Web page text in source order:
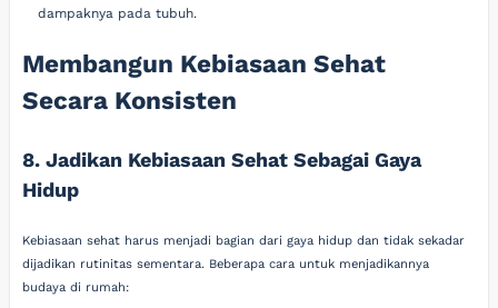
dampaknya pada tubuh.
Membangun Kebiasaan Sehat
Secara Konsisten
8. Jadikan Kebiasaan Sehat Sebagai Gaya
Hidup
Kebiasaan sehat harus menjadi bagian dari gaya hidup dan tidak sekadar
dijadikan rutinitas sementara. Beberapa cara untuk menjadikannya
budaya di rumah: